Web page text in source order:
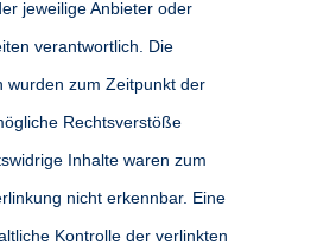
jeweilige Anbieter oder
verantwortlich. Die
wurden zum Zeitpunkt der
Rechtsverstöße
Inhalte waren zum
nicht erkennbar. Eine
Kontrolle der verlinkten